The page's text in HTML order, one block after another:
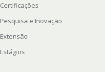
Certificações
Pesquisa e Inovação
Extensão
Estágios